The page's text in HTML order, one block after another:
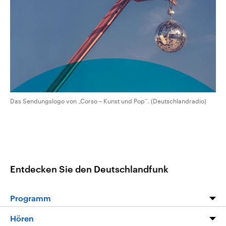
Wahlprogramme, aktuelle Berichte
und Hintergründe zu den Parteien
und Kandidaten der anstehenden
aktuelle Weltgeschehen.
Programm Podcasts
Das Sendungslogo von „Corso – Kunst und Pop“. (Deutschlandradio)
Entdecken Sie den Deutschlandfunk
Programm
Programm
Hören